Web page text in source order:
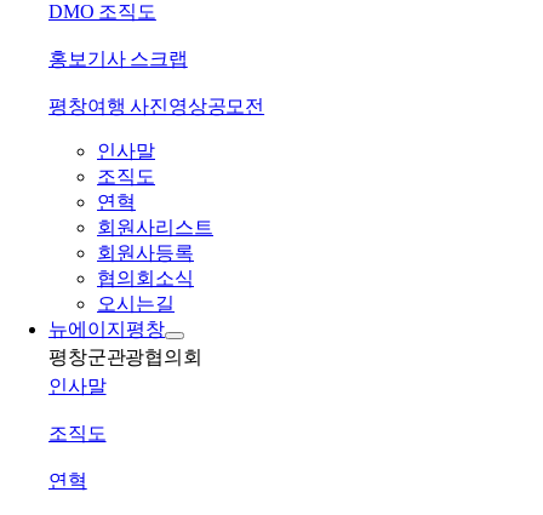
DMO 조직도
홍보기사 스크랩
평창여행 사진영상공모전
인사말
조직도
연혁
회원사리스트
회원사등록
협의회소식
오시는길
뉴에이지평창
평창군관광협의회
인사말
조직도
연혁